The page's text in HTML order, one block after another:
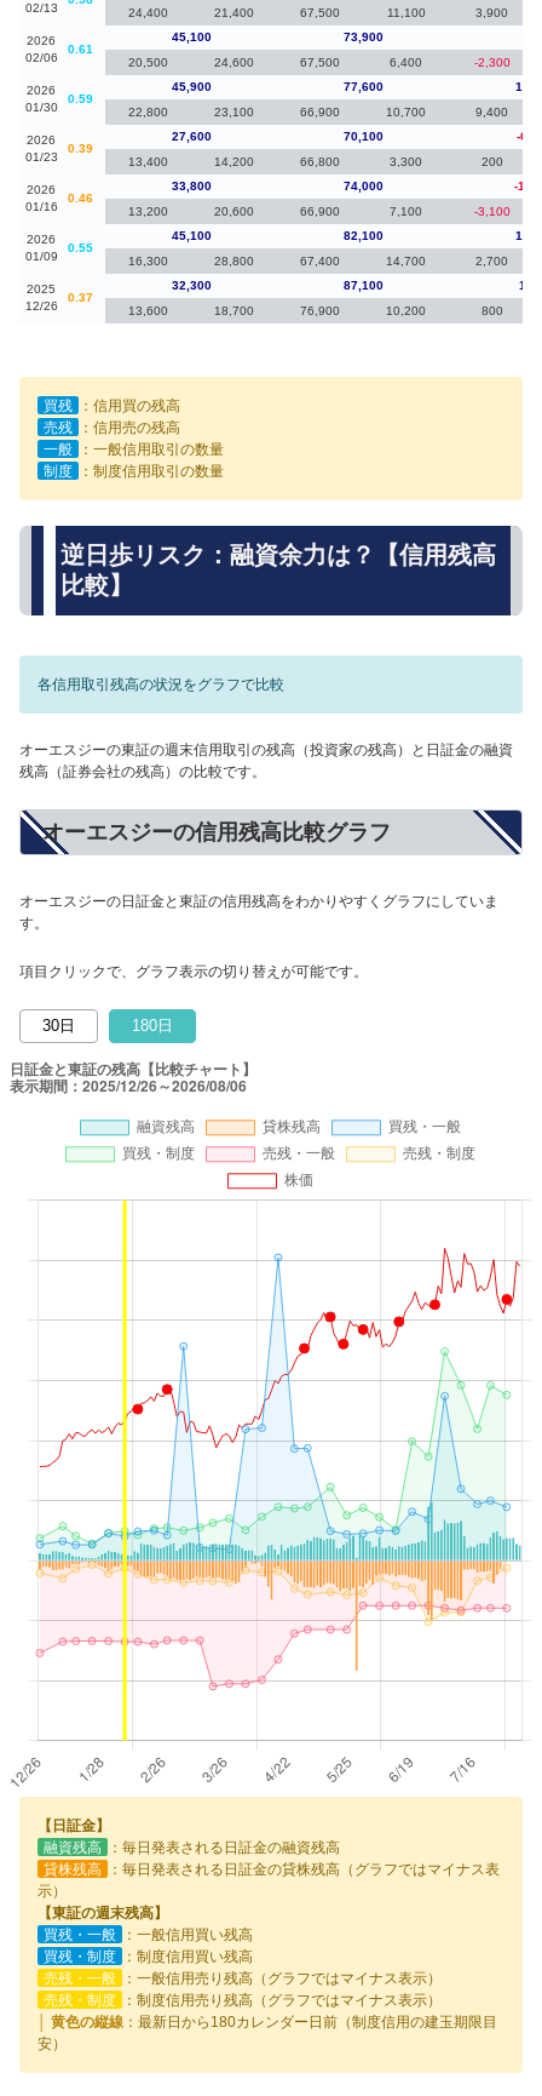
02/13
24,400
21,400 67,500 11,100 3,900
2026
02/06
0.61
45,100 73,900
20,500
24,600 67,500 6,400 -2,300
2026
01/30
0.59
45,900 77,600
22,800
23,100 66,900 10,700 9,400
2026
01/23
0.39
27,600 70,100
-
13,400
14,200 66,800 3,300 200
2026
01/16
0.46
33,800 74,000
-
13,200
20,600 66,900 7,100 -3,100
2026
01/09
0.55
45,100 82,100
16,300
28,800 67,400 14,700 2,700
2025
12/26
0.37
32,300 87,100
13,600
18,700 76,900 10,200 800
買残
：信用買の残高
売残
：信用売の残高
一般
：一般信用取引の数量
制度
：制度信用取引の数量
逆日歩リスク：融資余力は？【信用残高
比較】
各信用取引残高の状況をグラフで比較
オーエスジーの東証の週末信用取引の残高（投資家の残高）と日証金の融資
残高（証券会社の残高）の比較です。
オーエスジーの信用残高比較グラフ
オーエスジーの日証金と東証の信用残高をわかりやすくグラフにしていま
す。
項目クリックで、グラフ表示の切り替えが可能です。
30日 180日
【日証金】
融資残高
：毎日発表される日証金の融資残高
貸株残高
：毎日発表される日証金の貸株残高（グラフではマイナス表
示）
【東証の週末残高】
買残・一般
：一般信用買い残高
買残・制度
：制度信用買い残高
売残・一般
：一般信用売り残高（グラフではマイナス表示）
売残・制度
：制度信用売り残高（グラフではマイナス表示）
│ 黄色の縦線 ：最新日から180カレンダー日前（制度信用の建玉期限目
安）